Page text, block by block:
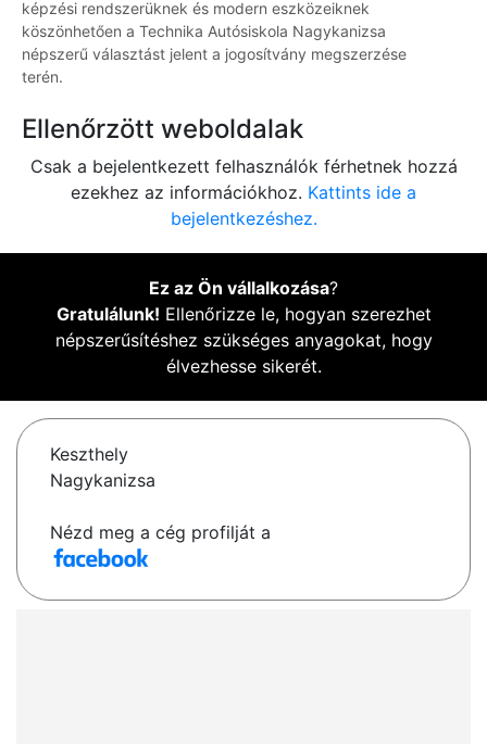
képzési rendszerüknek és modern eszközeiknek
köszönhetően a Technika Autósiskola Nagykanizsa
népszerű választást jelent a jogosítvány megszerzése
terén.
Ellenőrzött weboldalak
Csak a bejelentkezett felhasználók férhetnek hozzá
ezekhez az információkhoz. Kattints ide a
bejelentkezéshez.
Ez az Ön vállalkozása?
Gratulálunk! Ellenőrizze le, hogyan szerezhet
népszerűsítéshez szükséges anyagokat, hogy
élvezhesse sikerét.
Keszthely
Nagykanizsa
Nézd meg a cég profilját a